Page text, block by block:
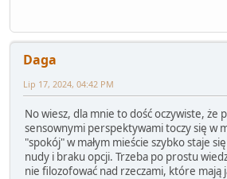
Daga
Lip 17, 2024, 04:42 PM
No wiesz, dla mnie to dość oczywiste, że
sensownymi perspektywami toczy się w
"spokój" w małym mieście szybko staje
nudy i braku opcji. Trzeba po prostu
nie filozofować nad rzeczami, które mają